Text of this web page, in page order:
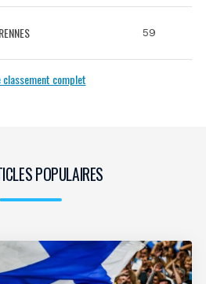
RENNES 59
classement complet
POPULAIRES